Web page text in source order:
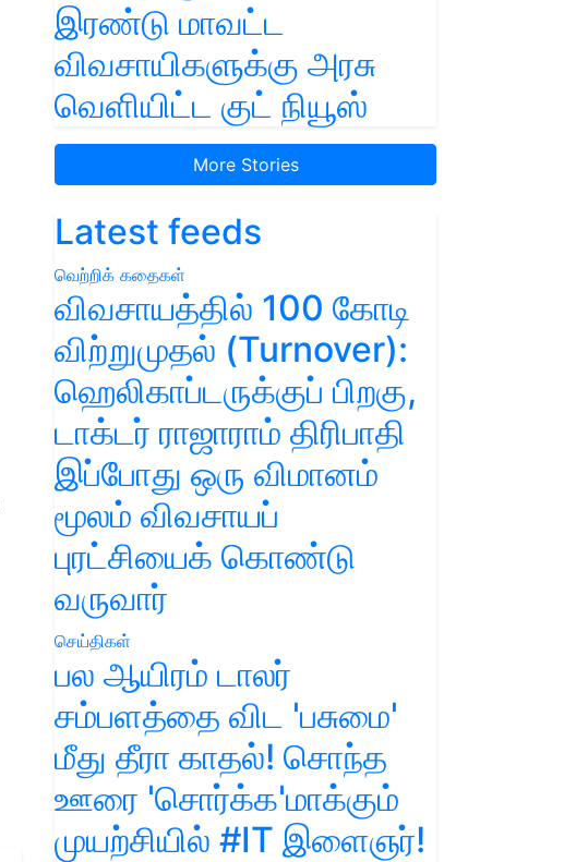
இரண்டு மாவட்ட
விவசாயிகளுக்கு அரசு
வெளியிட்ட குட் நியூஸ்
More Stories
Latest feeds
வெற்றிக் கதைகள்
விவசாயத்தில் 100 கோடி
விற்றுமுதல் (Turnover):
ஹெலிகாப்டருக்குப் பிறகு,
டாக்டர் ராஜாராம் திரிபாதி
இப்போது ஒரு விமானம்
மூலம் விவசாயப்
புரட்சியைக் கொண்டு
வருவார்
செய்திகள்
பல ஆயிரம் டாலர்
சம்பளத்தை விட 'பசுமை'
மீது தீரா காதல்! சொந்த
ஊரை 'சொர்க்க'மாக்கும்
முயற்சியில் #IT இளைஞர்!